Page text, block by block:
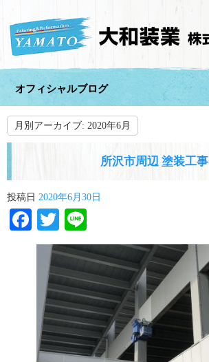
オフィシャルブログ
月別アーカイブ: 2020年6月
所沢市周辺 塗装工事
投稿日 2020年6月30日
Facebook
Twitter